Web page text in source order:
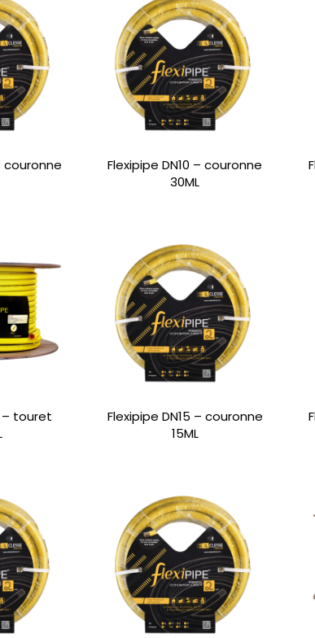
couronne
Flexipipe DN10 – couronne
30ML
– touret
Flexipipe DN15 – couronne
15ML